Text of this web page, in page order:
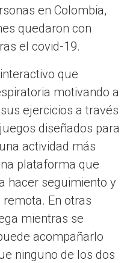
en Colombia,
quedaron con
el covid-19.
que
motivando a
ejercicios a través
diseñados para
actividad más
plataforma que
hacer seguimiento y
En otras
mientras se
acompañarlo
ninguno de los dos